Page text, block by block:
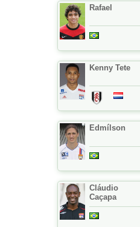
Rafael
Kenny Tete
Edmílson
Cláudio
Caçapa